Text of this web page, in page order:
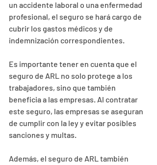
un accidente laboral o una enfermedad
profesional, el seguro se hará cargo de
cubrir los gastos médicos y de
indemnización correspondientes.
Es importante tener en cuenta que el
seguro de ARL no solo protege a los
trabajadores, sino que también
beneficia a las empresas. Al contratar
este seguro, las empresas se aseguran
de cumplir con la ley y evitar posibles
sanciones y multas.
Además, el seguro de ARL también